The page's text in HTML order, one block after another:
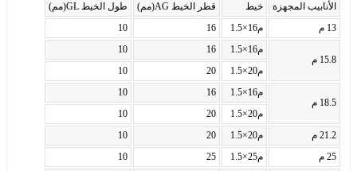
الأنابيب المجهزة خيط قطر الخيط AG(مم)
طول الخيط GL(مم)
13 م
م16×1.5 16
10
15.8 م
م16×1.5 16
10
م20×1.5
20
10
18.5 م
م16×1.5 16
10
م20×1.5
20
10
21.2 م
م20×1.5 20
10
25 م
م25×1.5 25
10